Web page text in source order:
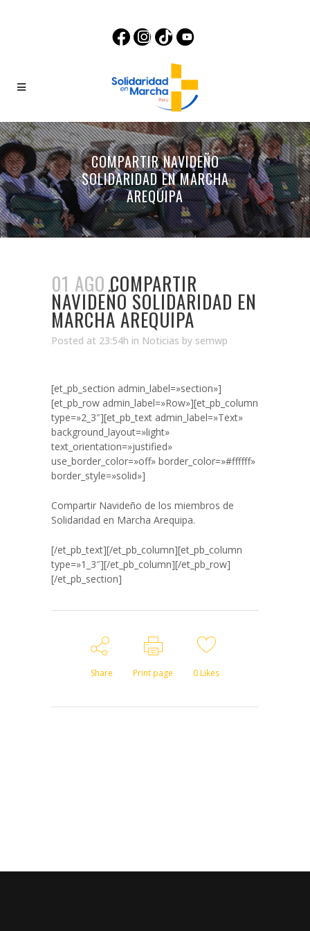
COMPARTIR NAVIDEÑO
SOLIDARIDAD EN MARCHA
AREQUIPA
01 AGOCOMPARTIR
NAVIDEÑO SOLIDARIDAD EN
MARCHA AREQUIPA
Posted at 23:54h in Noticias by semwp
[et_pb_section admin_label=»section»]
[et_pb_row admin_label=»Row»][et_pb_column
type=»2_3″][et_pb_text admin_label=»Text»
background_layout=»light»
text_orientation=»justified»
use_border_color=»off» border_color=»#ffffff»
border_style=»solid»]
Compartir Navideño de los miembros de
Solidaridad en Marcha Arequipa.
[/et_pb_text][/et_pb_column][et_pb_column
type=»1_3″][/et_pb_column][/et_pb_row]
[/et_pb_section]
Share Print page 0Likes